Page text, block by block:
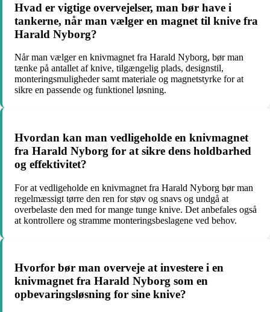
Hvad er vigtige overvejelser, man bør have i
tankerne, når man vælger en magnet til knive fra
Harald Nyborg?
Når man vælger en knivmagnet fra Harald Nyborg, bør man
tænke på antallet af knive, tilgængelig plads, designstil,
monteringsmuligheder samt materiale og magnetstyrke for at
sikre en passende og funktionel løsning.
Hvordan kan man vedligeholde en knivmagnet
fra Harald Nyborg for at sikre dens holdbarhed
og effektivitet?
For at vedligeholde en knivmagnet fra Harald Nyborg bør man
regelmæssigt tørre den ren for støv og snavs og undgå at
overbelaste den med for mange tunge knive. Det anbefales også
at kontrollere og stramme monteringsbeslagene ved behov.
Hvorfor bør man overveje at investere i en
knivmagnet fra Harald Nyborg som en
opbevaringsløsning for sine knive?